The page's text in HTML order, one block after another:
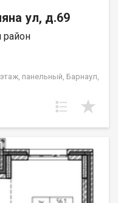
ул, д.69
район
панельный, Барнаул,